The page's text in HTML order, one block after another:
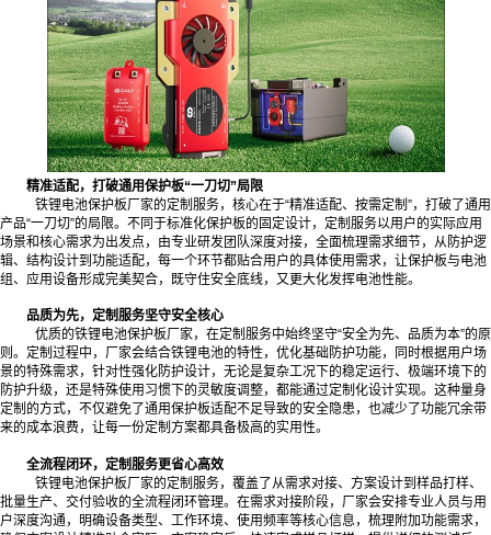
精准适配，打破通用保护板“一刀切”局限
铁锂电池保护板厂家的定制服务，核心在于“精准适配、按需定制”，打破了通用
产品“一刀切”的局限。不同于标准化保护板的固定设计，定制服务以用户的实际应用
场景和核心需求为出发点，由专业研发团队深度对接，全面梳理需求细节，从防护逻
辑、结构设计到功能适配，每一个环节都贴合用户的具体使用需求，让保护板与电池
组、应用设备形成完美契合，既守住安全底线，又更大化发挥电池性能。
品质为先，定制服务坚守安全核心
优质的铁锂电池保护板厂家，在定制服务中始终坚守“安全为先、品质为本”的原
则。定制过程中，厂家会结合铁锂电池的特性，优化基础防护功能，同时根据用户场
景的特殊需求，针对性强化防护设计，无论是复杂工况下的稳定运行、极端环境下的
防护升级，还是特殊使用习惯下的灵敏度调整，都能通过定制化设计实现。这种量身
定制的方式，不仅避免了通用保护板适配不足导致的安全隐患，也减少了功能冗余带
来的成本浪费，让每一份定制方案都具备极高的实用性。
全流程闭环，定制服务更省心高效
铁锂电池保护板厂家的定制服务，覆盖了从需求对接、方案设计到样品打样、
批量生产、交付验收的全流程闭环管理。在需求对接阶段，厂家会安排专业人员与用
户深度沟通，明确设备类型、工作环境、使用频率等核心信息，梳理附加功能需求，